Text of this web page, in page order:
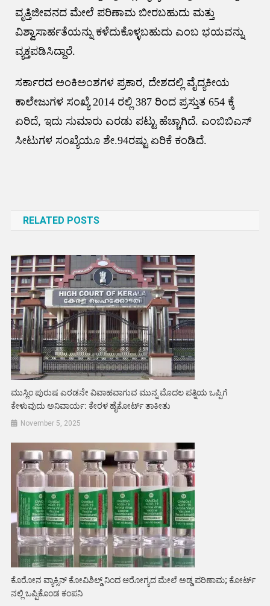
ವೃತ್ತಿಜೀವನದ ಮೇಲೆ ಪರಿಣಾಮ ಬೀರಬಹುದು ಮತ್ತು
ವಿಶ್ವಾಸಾರ್ಹತೆಯನ್ನು ಕಳೆದುಕೊಳ್ಳಬಹುದು ಎಂಬ ಭಯವನ್ನು
ವ್ಯಕ್ತಪಡಿಸಿದ್ದಾರೆ.
ಸರ್ಕಾರದ ಅಂಕಿಅಂಶಗಳ ಪ್ರಕಾರ, ದೇಶದಲ್ಲಿ ವೈದ್ಯಕೀಯ
ಕಾಲೇಜುಗಳ ಸಂಖ್ಯೆ 2014 ರಲ್ಲಿ 387 ರಿಂದ ಪ್ರಸ್ತುತ 654 ಕ್ಕೆ
ಏರಿದೆ, ಇದು ಸುಮಾರು ಎರಡು ಪಟ್ಟು ಹೆಚ್ಚಾಗಿದೆ. ಎಂಬಿಬಿಎಸ್
ಸೀಟುಗಳ ಸಂಖ್ಯೆಯೂ ಶೇ.94ರಷ್ಟು ಏರಿಕೆ ಕಂಡಿದೆ.
RELATED POSTS
ಮುಸ್ಲಿಂ ಪುರುಷ ಎರಡನೇ ವಿವಾಹವಾಗುವ ಮುನ್ನ ಮೊದಲ ಪತ್ನಿಯ ಒಪ್ಪಿಗೆ
ಕೇಳುವುದು ಅನಿವಾರ್ಯ: ಕೇರಳ ಹೈಕೋರ್ಟ್ ತಾಕೀತು
November 5, 2025
ಕೊರೋನ ವ್ಯಾಕ್ಸಿನ್ ಕೋವಿಶಿಲ್ಡ್ ನಿಂದ ಆರೋಗ್ಯದ ಮೇಲೆ ಅಡ್ಡ ಪರಿಣಾಮ; ಕೋರ್ಟ್
ನಲ್ಲಿ ಒಪ್ಪಿಕೊಂಡ ಕಂಪನಿ